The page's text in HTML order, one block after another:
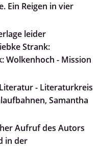
Ein Reigen in vier
leider
Strank:
Wolkenhoch - Mission
- Literaturkreis
Samantha
Aufruf des Autors
in der